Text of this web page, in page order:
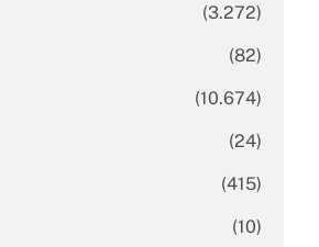
(3.272)
(82)
(10.674)
(24)
(415)
(10)